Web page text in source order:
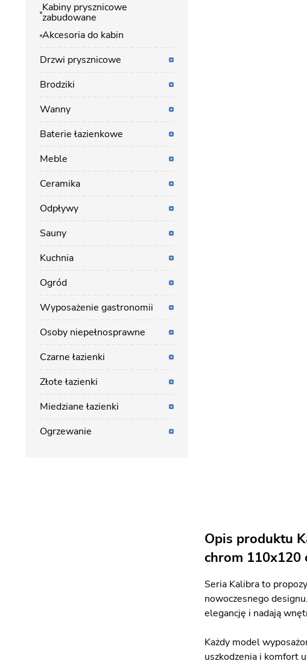
Opis produktu
chrom 110x120
Seria Kalibra to
nowoczesnego
elegancję i nadają
Każdy model
uszkodzenia i komfort
Kabiny prysznicowe
zabudowane
Akcesoria do kabin
Drzwi prysznicowe
Brodziki
Wanny
Baterie łazienkowe
Meble
Ceramika
Odpływy
Sauny
Kuchnia
Ogród
Wyposażenie gastronomii
Osoby niepełnosprawne
Czarne łazienki
Złote łazienki
Miedziane łazienki
Ogrzewanie